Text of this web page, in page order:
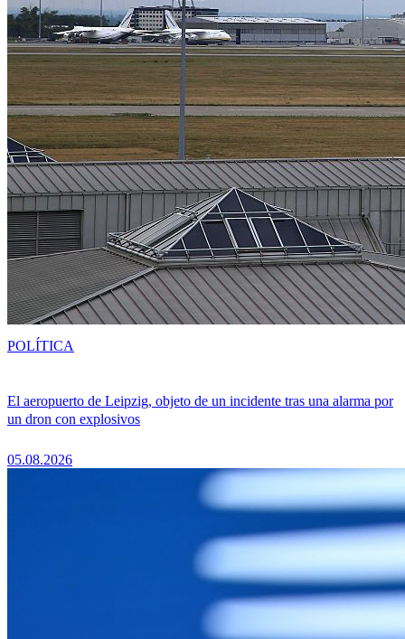
El aeropuerto de Leipzig, objeto de un incidente tras una alarma por
un dron con explosivos
05.08.2026
POLÍTICA